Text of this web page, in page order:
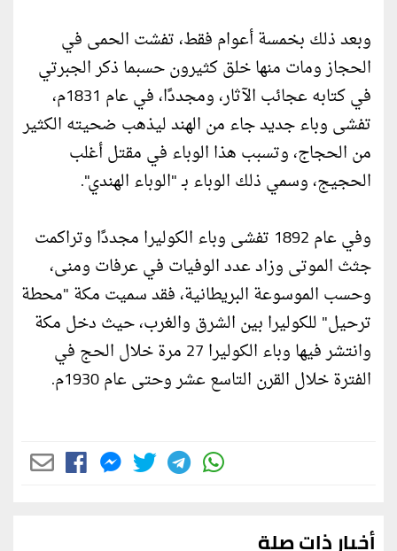
وبعد ذلك بخمسة أعوام فقط، تفشت الحمى في
الحجاز ومات منها خلق كثيرون حسبما ذكر الجبرتي
في كتابه عجائب الآثار، ومجددًا، في عام 1831م،
تفشى وباء جديد جاء من الهند ليذهب ضحيته الكثير
من الحجاج، وتسبب هذا الوباء في مقتل أغلب
الحجيج، وسمي ذلك الوباء بـ "الوباء الهندي".
وفي عام 1892 تفشى وباء الكوليرا مجددًا وتراكمت
جثث الموتى وزاد عدد الوفيات في عرفات ومنى،
وحسب الموسوعة البريطانية، فقد سميت مكة "محطة
ترحيل" للكوليرا بين الشرق والغرب، حيث دخل مكة
وانتشر فيها وباء الكوليرا 27 مرة خلال الحج في
الفترة خلال القرن التاسع عشر وحتى عام 1930م.
أخبار ذات صلة